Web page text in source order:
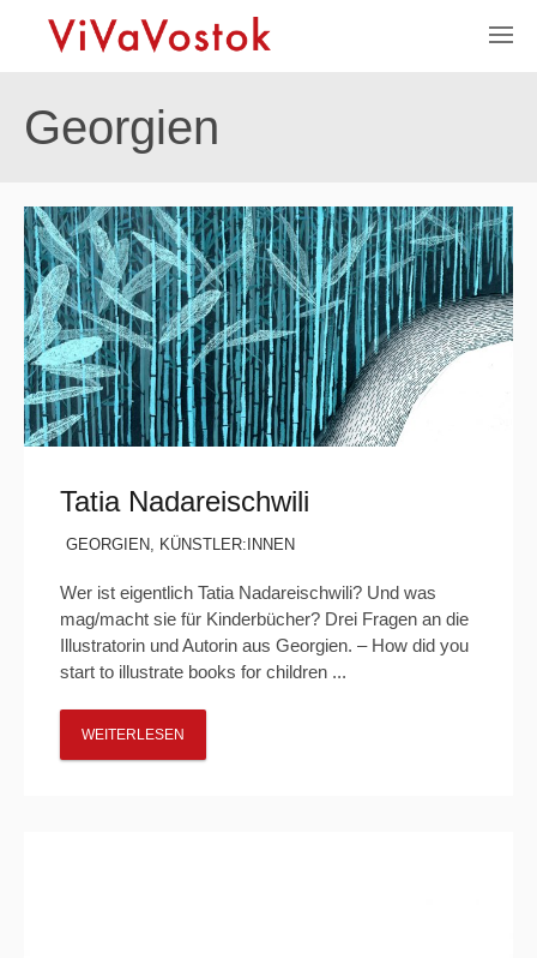
Georgien
Tatia Nadareischwili
GEORGIEN, KÜNSTLER:INNEN
Wer ist eigentlich Tatia Nadareischwili? Und was
mag/macht sie für Kinderbücher? Drei Fragen an die
Illustratorin und Autorin aus Georgien. – How did you
start to illustrate books for children ...
WEITERLESEN